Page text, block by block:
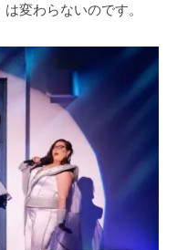
変わらないのです。